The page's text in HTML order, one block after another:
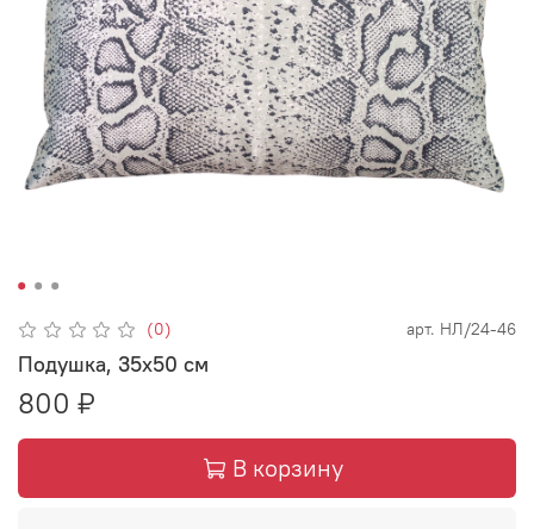
(0) арт. НЛ/24-46
Подушка, 35х50 см
800 ₽
В корзину